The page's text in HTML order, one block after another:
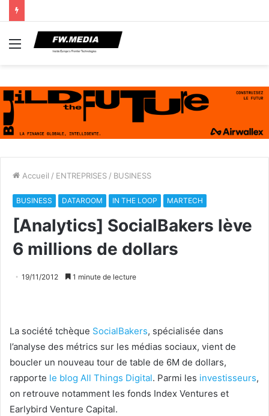
Menu
Accueil / ENTREPRISES / BUSINESS
BUSINESS DATAROOM IN THE LOOP MARTECH
[Analytics] SocialBakers lève
6 millions de dollars
19/11/2012 1 minute de lecture
La société tchèque SocialBakers, spécialisée dans
l’analyse des métrics sur les médias sociaux, vient de
boucler un nouveau tour de table de 6M de dollars,
rapporte le blog All Things Digital. Parmi les investisseurs,
on retrouve notamment les fonds Index Ventures et
Earlybird Venture Capital.